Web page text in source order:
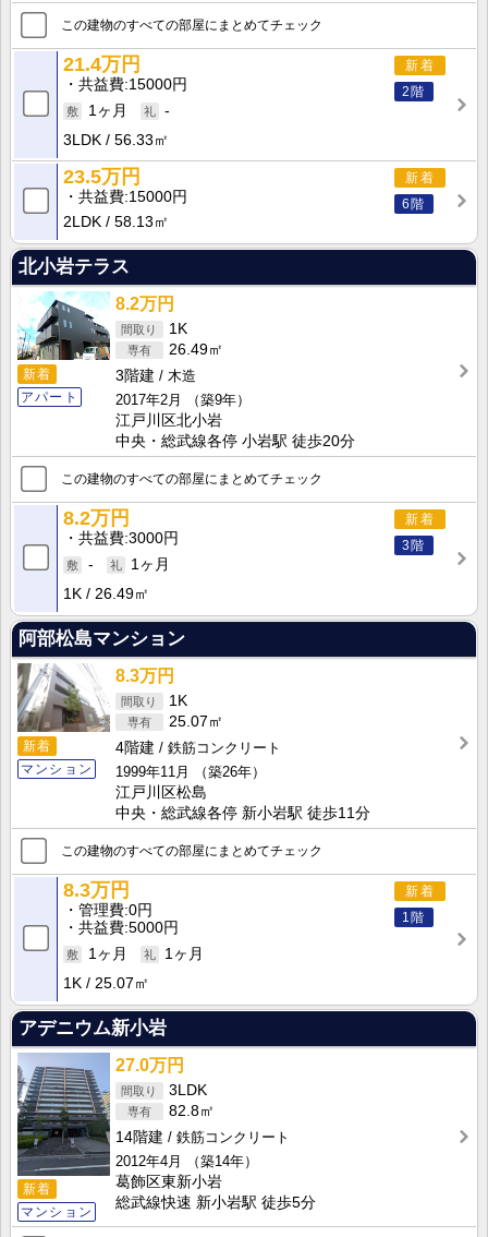
この建物のすべての部屋にまとめてチェック
新着
2階
21.4万円
共益費 15000円
1ヶ月
-
3LDK
56.33㎡
新着
6階
23.5万円
共益費 15000円
2LDK
58.13㎡
北小岩テラス
新着
アパート
8.2万円
1K
26.49㎡
3階建
木造
2017年2月
（築9年）
江戸川区北小岩
中央・総武線各停 小岩駅 徒歩20分
この建物のすべての部屋にまとめてチェック
新着
3階
8.2万円
共益費 3000円
-
1ヶ月
1K
26.49㎡
阿部松島マンション
新着
マンション
8.3万円
1K
25.07㎡
4階建
鉄筋コンクリート
1999年11月
（築26年）
江戸川区松島
中央・総武線各停 新小岩駅 徒歩11分
この建物のすべての部屋にまとめてチェック
新着
1階
8.3万円
管理費 0円
共益費 5000円
1ヶ月
1ヶ月
1K
25.07㎡
アデニウム新小岩
新着
マンション
27.0万円
3LDK
82.8㎡
14階建
鉄筋コンクリート
2012年4月
（築14年）
葛飾区東新小岩
総武線快速 新小岩駅 徒歩5分